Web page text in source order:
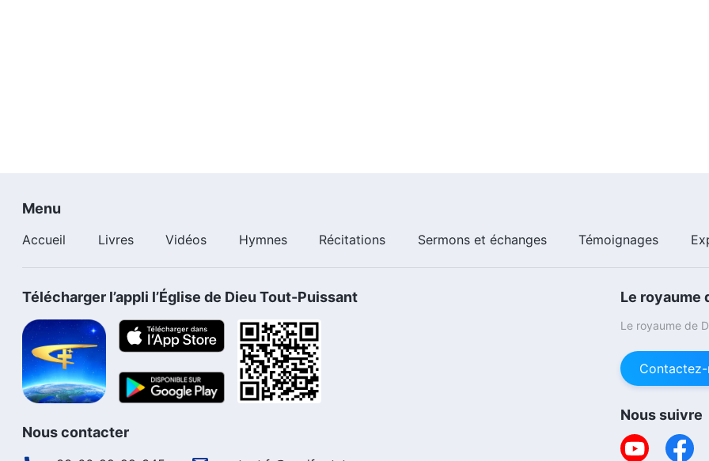
Menu
Accueil Livres Vidéos Hymnes Récitations Sermons et échanges Témoignages
Télécharger l’appli l’Église de Dieu Tout-Puissant
Nous contacter
Le royaume
Le royaume de
Nous suivre